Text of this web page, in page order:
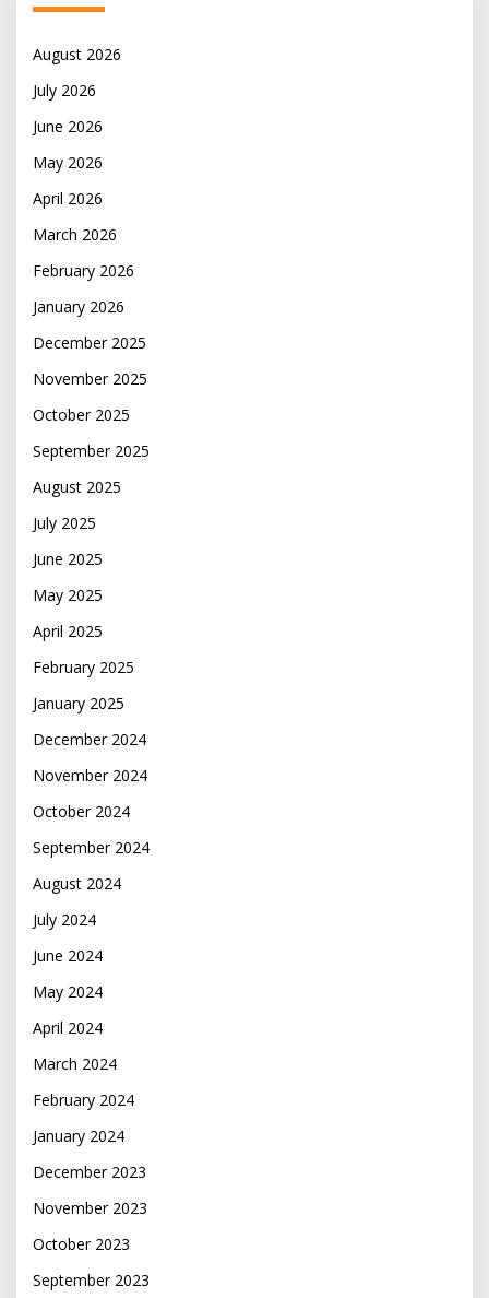
August 2026
July 2026
June 2026
May 2026
April 2026
March 2026
February 2026
January 2026
December 2025
November 2025
October 2025
September 2025
August 2025
July 2025
June 2025
May 2025
April 2025
February 2025
January 2025
December 2024
November 2024
October 2024
September 2024
August 2024
July 2024
June 2024
May 2024
April 2024
March 2024
February 2024
January 2024
December 2023
November 2023
October 2023
September 2023